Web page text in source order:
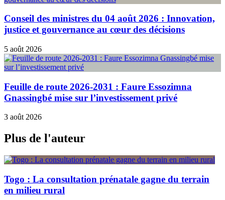
Conseil des ministres du 04 août 2026 : Innovation,
justice et gouvernance au cœur des décisions
5 août 2026
Feuille de route 2026-2031 : Faure Essozimna
Gnassingbé mise sur l’investissement privé
3 août 2026
Plus de l'auteur
Togo : La consultation prénatale gagne du terrain
en milieu rural